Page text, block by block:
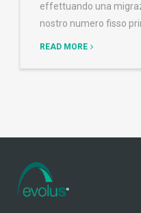
effettuando una
nostro numero fisso
READ MORE